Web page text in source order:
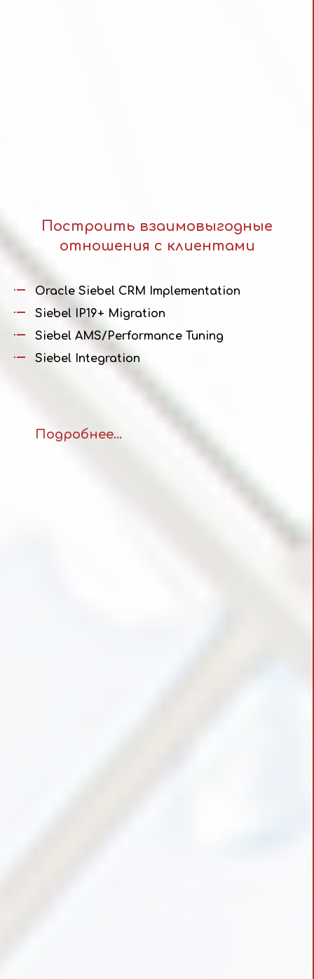
Построить взаимовыгодные
отношения с клиентами
Oracle Siebel CRM Implementation
Siebel IP19+ Migration
Siebel AMS/Performance Tuning
Siebel Integration
Подробнее...